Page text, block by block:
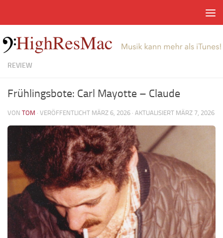
REVIEW
Frühlingsbote: Carl Mayotte – Claude
VON TOM · VERÖFFENTLICHT MÄRZ 6, 2026 · AKTUALISIERT MÄRZ 7, 2026